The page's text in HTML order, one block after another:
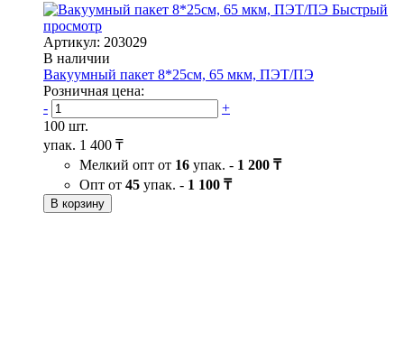
Быстрый
просмотр
Артикул: 203029
В наличии
Вакуумный пакет 8*25см, 65 мкм, ПЭТ/ПЭ
Розничная цена:
-
+
100 шт.
упак. 1 400 ₸
Мелкий опт от 16 упак. - 1 200 ₸
Опт от 45 упак. - 1 100 ₸
В корзину